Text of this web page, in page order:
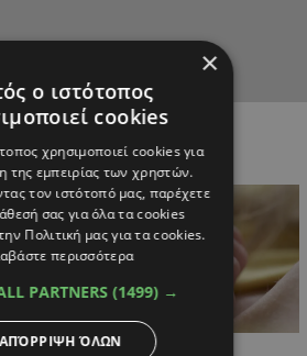
ΚΥΠΡΟΣ
16.05.2018 14:06
×
ο ιστότοπος
cookies
χρησιμοποιεί cookies για
της εμπειρίας των χρηστών.
τον ιστότοπό μας, παρέχετε
σας για όλα τα cookies
Πολιτική μας για τα cookies.
περισσότερα
PARTNERS (1499) →
ΑΠΌΡΡΙΨΗ ΌΛΩΝ